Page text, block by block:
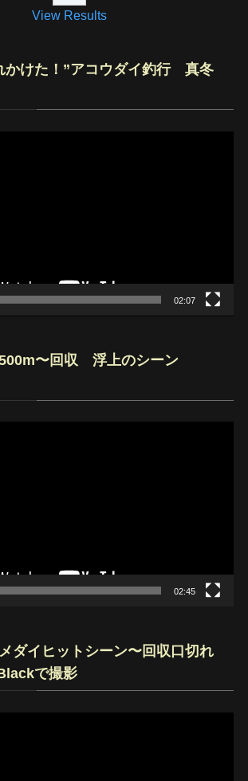
View Results
かけた！”アコウダイ釣行 真冬
02:07
〜回収 浮上のシーン
02:45
ダイヒットシーン〜回収口切れ
で撮影